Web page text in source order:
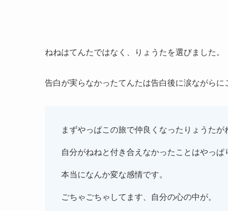
ねねはてんたではなく、りょうたを選びました。
告白が実らなかったてんたは告白後に涙ながらに
まずやっぱこの旅で仲良くなったりょうた
自分がねねと付き合えなかったことはやっぱ
本当になんか変な感情です。
ごちゃごちゃしてます、自分の心の中が。